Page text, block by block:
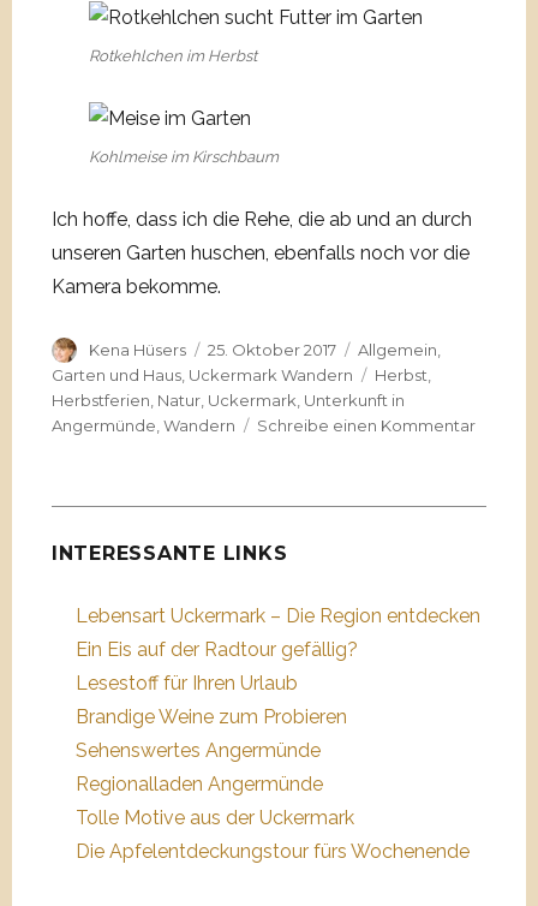
Rotkehlchen im Herbst
Kohlmeise im Kirschbaum
Ich hoffe, dass ich die Rehe, die ab und an durch
unseren Garten huschen, ebenfalls noch vor die
Kamera bekomme.
Autor
Kena Hüsers
Veröffentlicht
am
25. Oktober 2017 Kategorien
Allgemein
Garten und Haus, Uckermark Wandern Schlagwörter
Herbst
Herbstferien Natur, Uckermark Unterkunft in
Angermünde Wandern Schreibe einen Kommentarzu
INTERESSANTE LINKS
Lebensart Uckermark – Die Region entdecken
Ein Eis auf der Radtour gefällig?
Lesestoff für Ihren Urlaub
Brandige Weine zum Probieren
Sehenswertes Angermünde
Regionalladen Angermünde
Tolle Motive aus der Uckermark
Die Apfelentdeckungstour fürs Wochenende